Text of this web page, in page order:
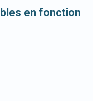
en fonction